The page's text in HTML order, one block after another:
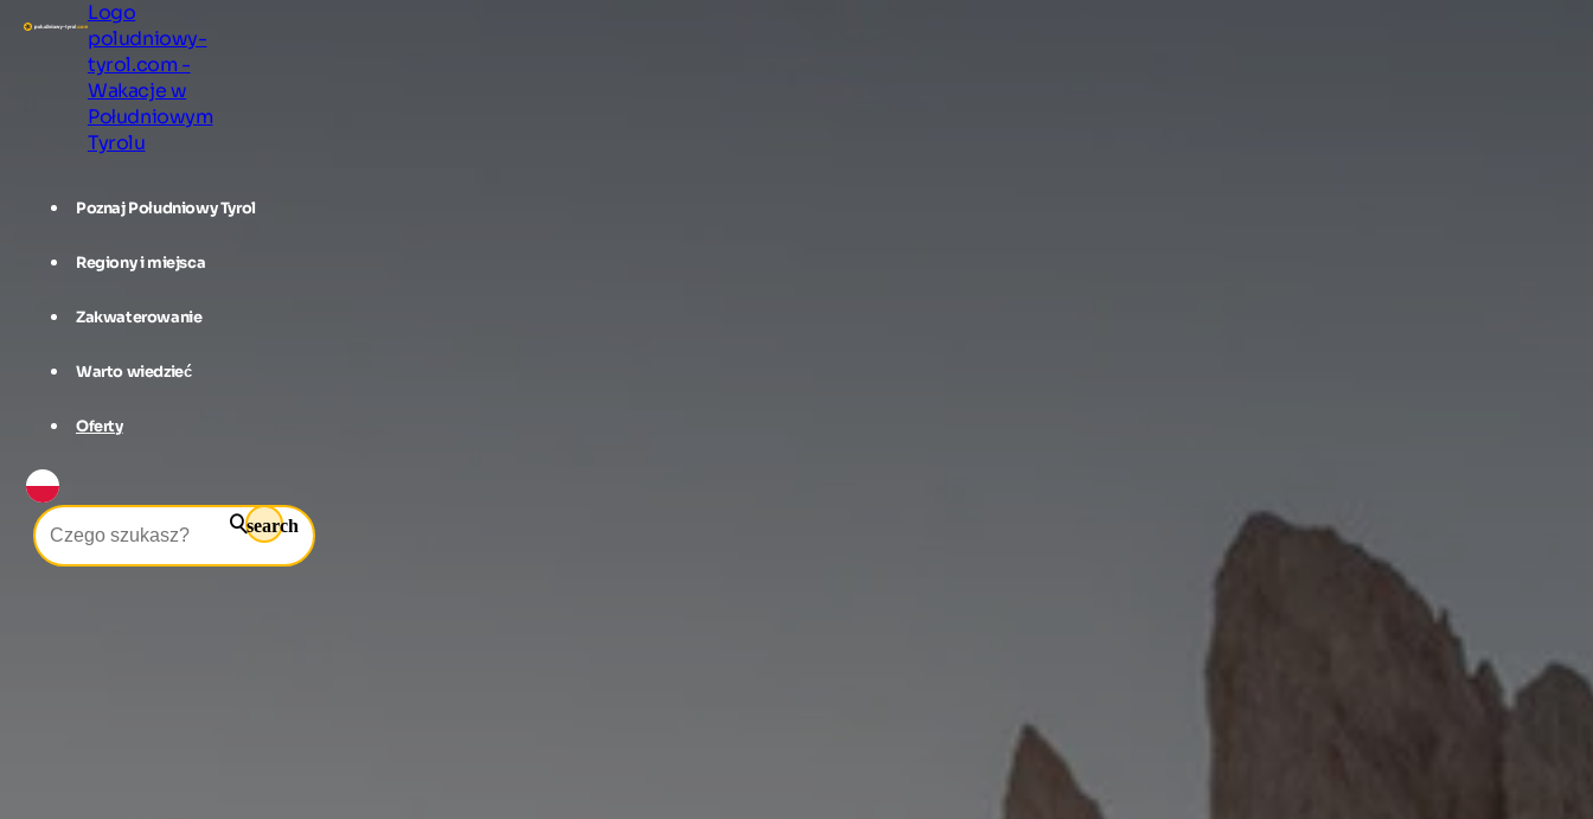
Logo
poludniowy-
tyrol.com -
Wakacje w
Południowym
Tyrolu
Poznaj Południowy Tyrol
Regiony i miejsca
Zakwaterowanie
Warto wiedzieć
Oferty
search